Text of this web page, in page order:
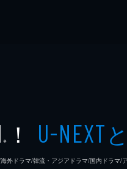
※ ！ U-NEXT
ドラマ/韓流・アジアドラマ/国内ドラマ/